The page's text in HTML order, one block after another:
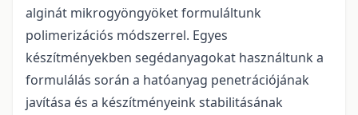
alginát mikrogyöngyöket formuláltunk
polimerizációs módszerrel. Egyes
készítményekben segédanyagokat használtunk a
formulálás során a hatóanyag penetrációjának
javítása és a készítményeink stabilitásának